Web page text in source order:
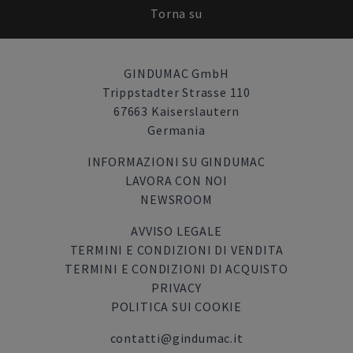
Torna su
GINDUMAC GmbH
Trippstadter Strasse 110
67663 Kaiserslautern
Germania
INFORMAZIONI SU GINDUMAC
LAVORA CON NOI
NEWSROOM
AVVISO LEGALE
TERMINI E CONDIZIONI DI VENDITA
TERMINI E CONDIZIONI DI ACQUISTO
PRIVACY
POLITICA SUI COOKIE
contatti@gindumac.it